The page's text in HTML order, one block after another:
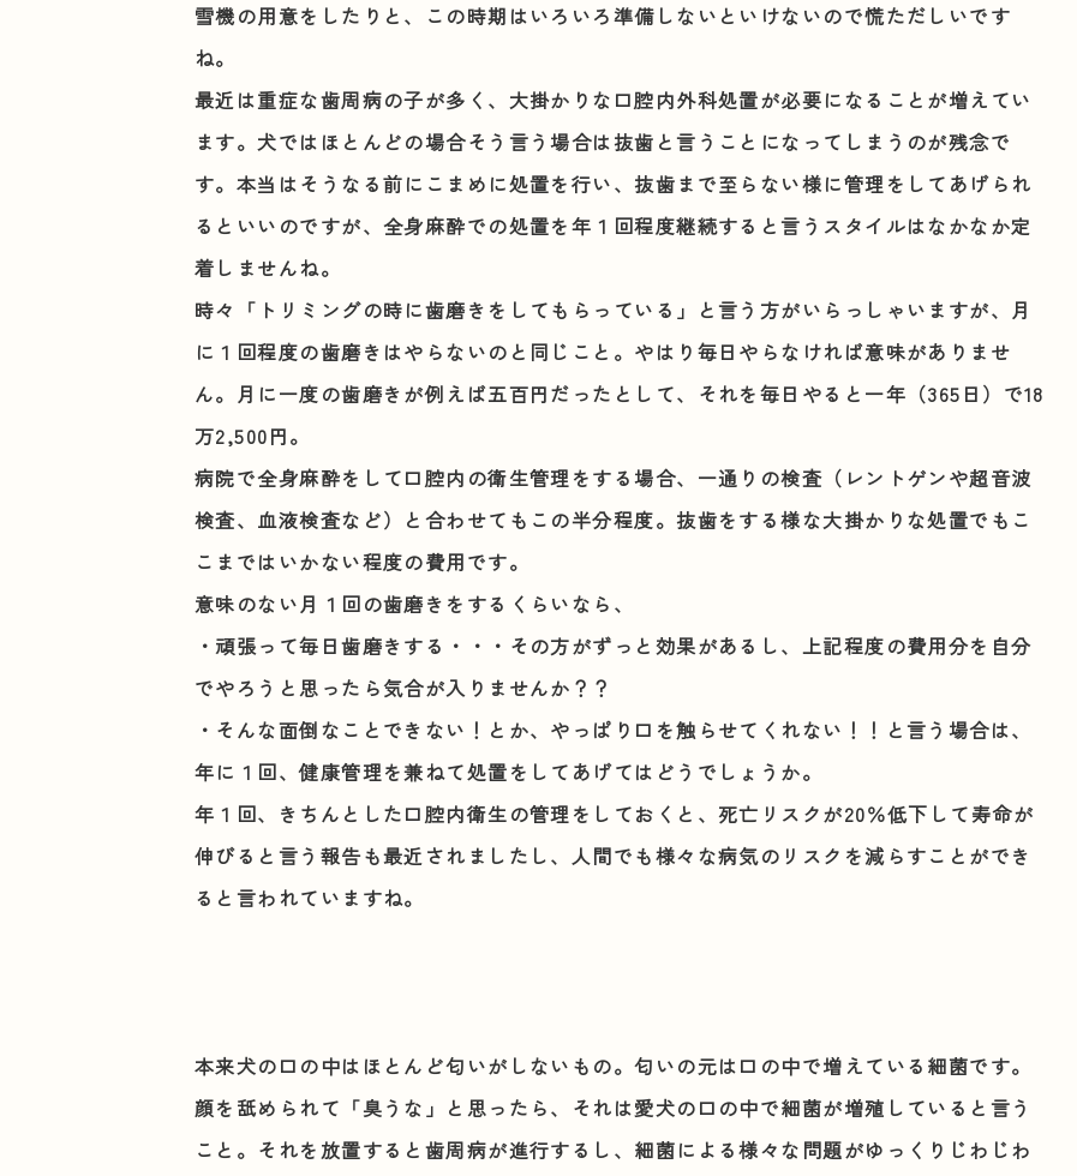
雪機の用意をしたりと、この時期はいろいろ準備しないといけないので慌ただしいです
ね。
最近は重症な歯周病の子が多く、大掛かりな口腔内外科処置が必要になることが増えてい
ます。犬ではほとんどの場合そう言う場合は抜歯と言うことになってしまうのが残念で
す。本当はそうなる前にこまめに処置を行い、抜歯まで至らない様に管理をしてあげられ
るといいのですが、全身麻酔での処置を年１回程度継続すると言うスタイルはなかなか定
着しませんね。
時々「トリミングの時に歯磨きをしてもらっている」と言う方がいらっしゃいますが、月
に１回程度の歯磨きはやらないのと同じこと。やはり毎日やらなければ意味がありませ
ん。月に一度の歯磨きが例えば五百円だったとして、それを毎日やると一年（365日）で18
万2,500円。
病院で全身麻酔をして口腔内の衛生管理をする場合、一通りの検査（レントゲンや超音波
検査、血液検査など）と合わせてもこの半分程度。抜歯をする様な大掛かりな処置でもこ
こまではいかない程度の費用です。
意味のない月１回の歯磨きをするくらいなら、
・頑張って毎日歯磨きする・・・その方がずっと効果があるし、上記程度の費用分を自分
でやろうと思ったら気合が入りませんか？？
・そんな面倒なことできない！とか、やっぱり口を触らせてくれない！！と言う場合は、
年に１回、健康管理を兼ねて処置をしてあげてはどうでしょうか。
年１回、きちんとした口腔内衛生の管理をしておくと、死亡リスクが20％低下して寿命が
伸びると言う報告も最近されましたし、人間でも様々な病気のリスクを減らすことができ
ると言われていますね。
本来犬の口の中はほとんど匂いがしないもの。匂いの元は口の中で増えている細菌です。
顔を舐められて「臭うな」と思ったら、それは愛犬の口の中で細菌が増殖していると言う
こと。それを放置すると歯周病が進行するし、細菌による様々な問題がゆっくりじわじわ